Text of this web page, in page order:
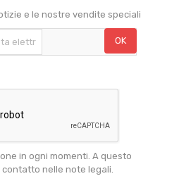
e le nostre vendite speciali
in ogni momenti. A questo
nelle note legali.